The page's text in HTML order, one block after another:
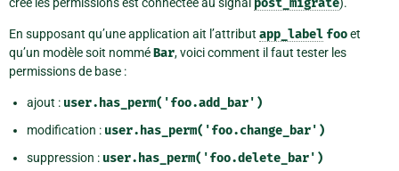
crée les permissions est connectée au signal post_migrate).
En supposant qu’une application ait l’attribut app_label fooet
qu’un modèle soit nomméBar, voici comment il faut tester les
permissions de base :
ajout : user.has_perm('foo.add_bar')
modification : user.has_perm('foo.change_bar')
suppression : user.has_perm('foo.delete_bar')